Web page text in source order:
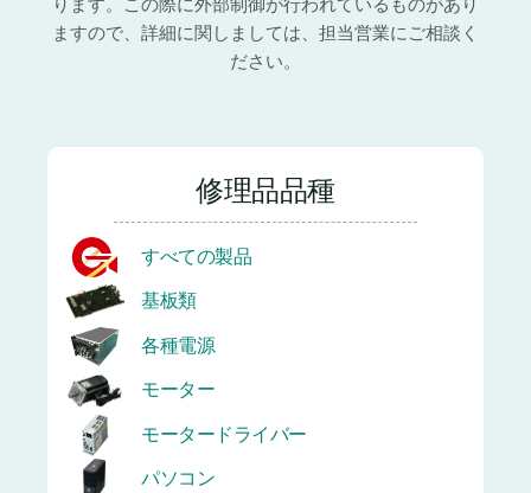
ります。この際に外部制御が行われているものがあり
ますので、詳細に関しましては、担当営業にご相談く
ださい。
修理品品種
すべての製品
基板類
各種電源
モーター
モータードライバー
パソコン